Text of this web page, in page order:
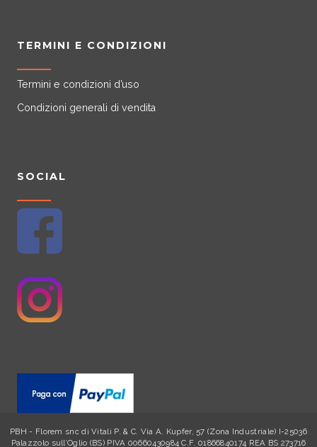
TERMINI E CONDIZIONI
Termini e condizioni d’uso
Condizioni generali di vendita
SOCIAL
PBH - Florem snc di Vitali P. & C. Via A. Kupfer, 57 (Zona Industriale) I-25036
Palazzolo sull’Oglio (BS) PIVA 00660430984 C.F. 01866840174 REA BS 273716